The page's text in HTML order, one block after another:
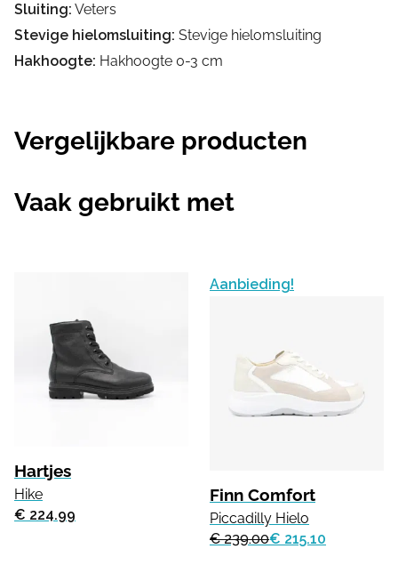
Sluiting: Veters
Stevige hielomsluiting: Stevige hielomsluiting
Hakhoogte: Hakhoogte 0-3 cm
Vergelijkbare producten
Vaak gebruikt met
Hartjes
Hike
€ 224.99
Aanbieding!
Finn Comfort
Piccadilly Hielo
€ 239.00€ 215.10